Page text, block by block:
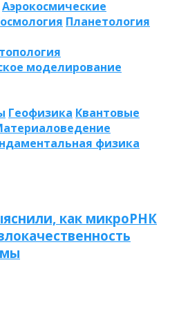
Аэрокосмические
Планетология
моделирование
Геофизика Квантовые
физика
как микроРНК